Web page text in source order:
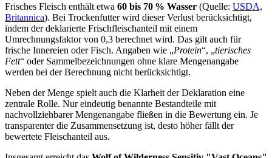
Frisches Fleisch enthält etwa 60 bis 70 % Wasser (Quelle: USDA,
Britannica). Bei Trockenfutter wird dieser Verlust berücksichtigt,
indem der deklarierte Frischfleischanteil mit einem
Umrechnungsfaktor von 0,3 berechnet wird. Das gilt auch für
frische Innereien oder Fisch. Angaben wie „Protein“, „tierisches
Fett“ oder Sammelbezeichnungen ohne klare Mengenangabe
werden bei der Berechnung nicht berücksichtigt.
Neben der Menge spielt auch die Klarheit der Deklaration eine
zentrale Rolle. Nur eindeutig benannte Bestandteile mit
nachvollziehbarer Mengenangabe fließen in die Bewertung ein. Je
transparenter die Zusammensetzung ist, desto höher fällt der
bewertete Fleischanteil aus.